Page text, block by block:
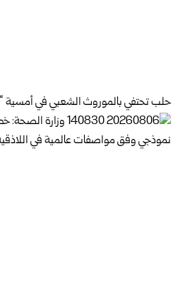
حلب تحتفي بالموروث الشعبي في أمسية